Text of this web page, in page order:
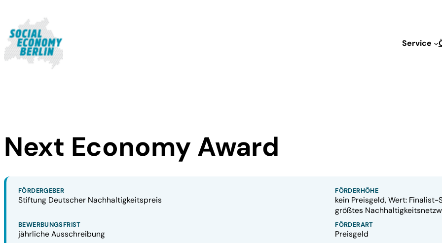
Service
Next Economy Award
FÖRDERGEBER
Stiftung Deutscher Nachhaltigkeitspreis
FÖRDERHÖHE
kein Preisgeld, Wert:
größtes
BEWERBUNGSFRIST
jährliche Ausschreibung
FÖRDERART
Preisgeld